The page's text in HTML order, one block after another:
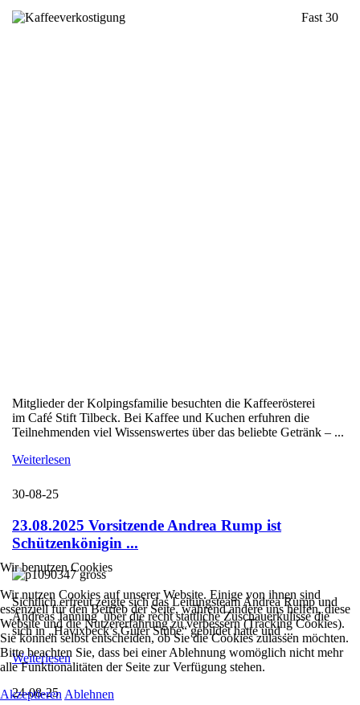
Fast 30
Mitglieder der Kolpingsfamilie besuchten die Kaffeerösterei
im Café Stift Tilbeck. Bei Kaffee und Kuchen erfuhren die
Teilnehmenden viel Wissenswertes über das beliebte Getränk – ...
Weiterlesen
30-08-25
23.08.2025 Vorsitzende Andrea Rump ist
Schützenkönigin ...
Sichtlich erfreut zeigte sich das Leitungsteam Andrea Rump und
Andreas Janning über die recht stattliche Zuschauerkulisse die
sich in „Havixbeck’s Guter Stube“ gebildet hatte und ...
Weiterlesen
24-08-25
Wir benutzen Cookies
Wir nutzen Cookies auf unserer Website. Einige von ihnen sind
essenziell für den Betrieb der Seite, während andere uns helfen, diese
Website und die Nutzererfahrung zu verbessern (Tracking Cookies).
Sie können selbst entscheiden, ob Sie die Cookies zulassen möchten.
Bitte beachten Sie, dass bei einer Ablehnung womöglich nicht mehr
alle Funktionalitäten der Seite zur Verfügung stehen.
Akzeptieren Ablehnen